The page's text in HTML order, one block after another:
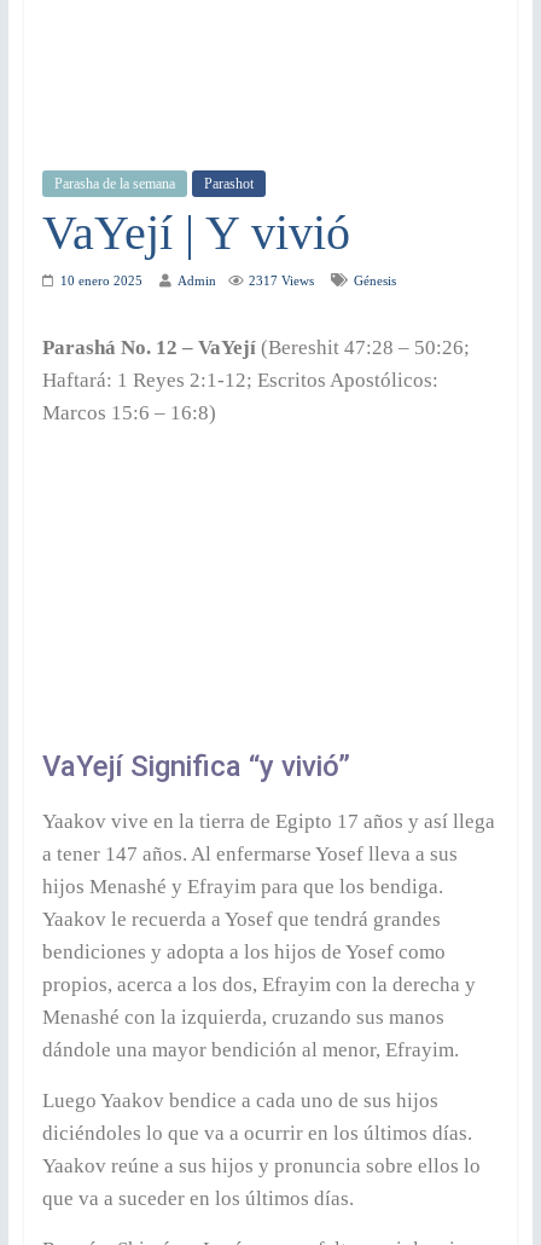
Parasha de la semana Parashot
VaYejí | Y vivió
10 enero 2025 Admin 2317 Views Génesis
Parashá No. 12 – VaYejí(Bereshit 47:28 – 50:26;
Haftará: 1 Reyes 2:1-12; Escritos Apostólicos:
Marcos 15:6 – 16:8)
VaYejí Significa “y vivió”
Yaakov vive en la tierra de Egipto 17 años y así llega
a tener 147 años. Al enfermarse Yosef lleva a sus
hijos Menashé y Efrayim para que los bendiga.
Yaakov le recuerda a Yosef que tendrá grandes
bendiciones y adopta a los hijos de Yosef como
propios, acerca a los dos, Efrayim con la derecha y
Menashé con la izquierda, cruzando sus manos
dándole una mayor bendición al menor, Efrayim.
Luego Yaakov bendice a cada uno de sus hijos
diciéndoles lo que va a ocurrir en los últimos días.
Yaakov reúne a sus hijos y pronuncia sobre ellos lo
que va a suceder en los últimos días.